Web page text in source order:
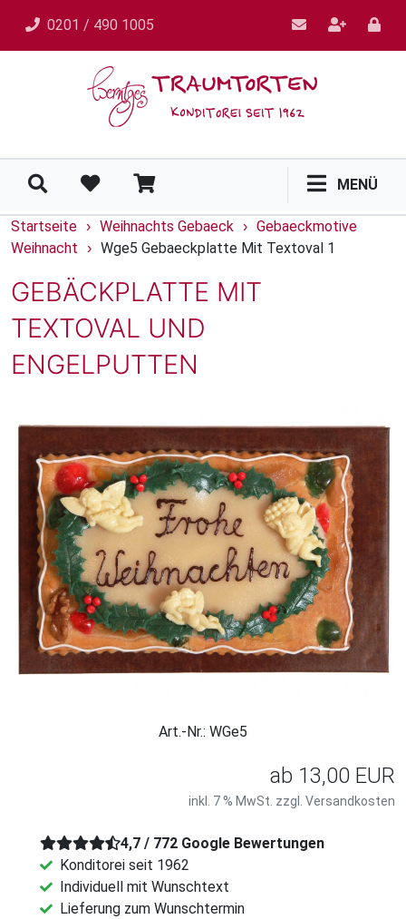
0201 / 490 1005
MENÜ
Startseite › Weihnachts Gebaeck › Gebaeckmotive
Weihnacht
› Wge5 Gebaeckplatte Mit Textoval 1
GEBÄCKPLATTE MIT
TEXTOVAL UND
ENGELPUTTEN
Art.-Nr.: WGe5
ab 13,00 EUR
inkl. 7 % MwSt. zzgl. Versandkosten
4,7 / 772 Google Bewertungen
Konditorei seit 1962
Individuell mit Wunschtext
Lieferung zum Wunschtermin